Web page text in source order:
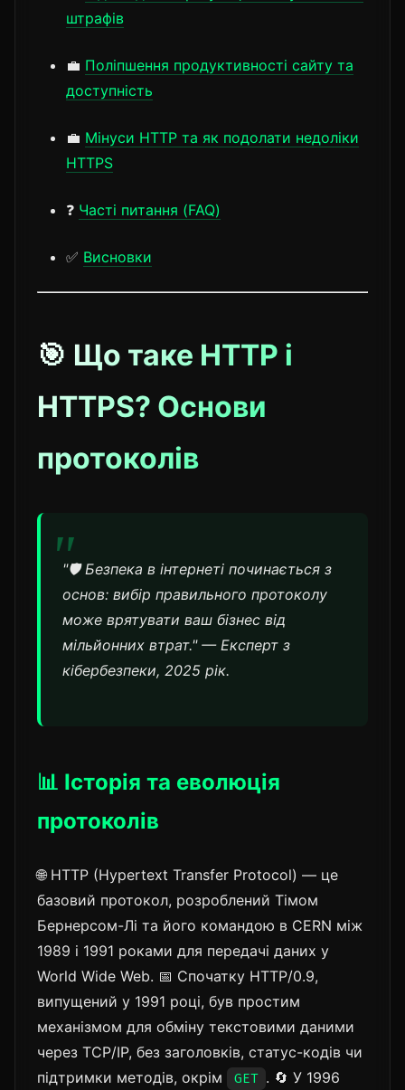
штрафів
💼 Поліпшення продуктивності сайту та
доступність
💼 Мінуси HTTP та як подолати недоліки
HTTPS
❓ Часті питання (FAQ)
✅ Висновки
🎯 Що таке HTTP і
HTTPS? Основи
протоколів
"🛡️ Безпека в інтернеті починається з
основ: вибір правильного протоколу
може врятувати ваш бізнес від
мільйонних втрат." — Експерт з
кібербезпеки, 2025 рік.
📊 Історія та еволюція
протоколів
🌐 HTTP (Hypertext Transfer Protocol) — це
базовий протокол, розроблений Тімом
Бернерсом-Лі та його командою в CERN між
1989 і 1991 роками для передачі даних у
World Wide Web. 📅 Спочатку HTTP/0.9,
випущений у 1991 році, був простим
механізмом для обміну текстовими даними
через TCP/IP, без заголовків, статус-кодів чи
підтримки методів, окрім
GET . 🔄 У 1996